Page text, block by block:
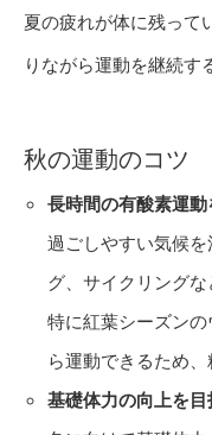
夏の疲れが体に残って
りながら運動を継続す
秋の運動のコツ
長時間の有酸素運
過ごしやすい気候
グ、サイクリングな
特に紅葉シーズン
ら運動できるため、
基礎体力の向上を目